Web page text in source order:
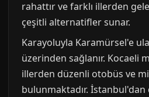
rahattır ve farklı illerden
çeşitli alternatifler sunar.
Karayoluyla Karamürsel'e
üzerinden sağlanır. Kocaeli
illerden düzenli otobüs ve
bulunmaktadır.